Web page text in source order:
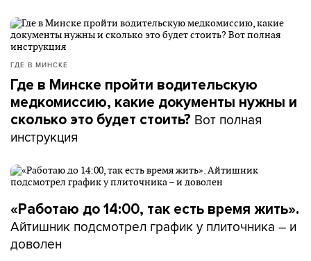
ГДЕ В МИНСКЕ
Где в Минске пройти водительскую
медкомиссию, какие документы нужны и
сколько это будет стоить? Вот полная
инструкция
«Работаю до 14:00, так есть время жить».
Айтишник подсмотрел график у плиточника – и
доволен